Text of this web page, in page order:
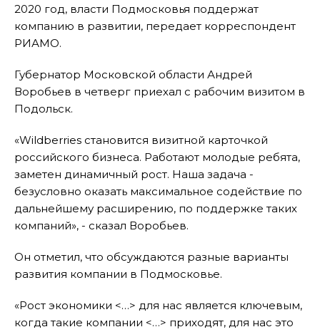
2020 год, власти Подмосковья поддержат
компанию в развитии, передает корреспондент
РИАМО.
Губернатор Московской области Андрей
Воробьев в четверг приехал с рабочим визитом в
Подольск.
«Wildberries становится визитной карточкой
российского бизнеса. Работают молодые ребята,
заметен динамичный рост. Наша задача -
безусловно оказать максимальное содействие по
дальнейшему расширению, по поддержке таких
компаний», - сказал Воробьев.
Он отметил, что обсуждаются разные варианты
развития компании в Подмосковье.
«Рост экономики <…> для нас является ключевым,
когда такие компании <…> приходят, для нас это